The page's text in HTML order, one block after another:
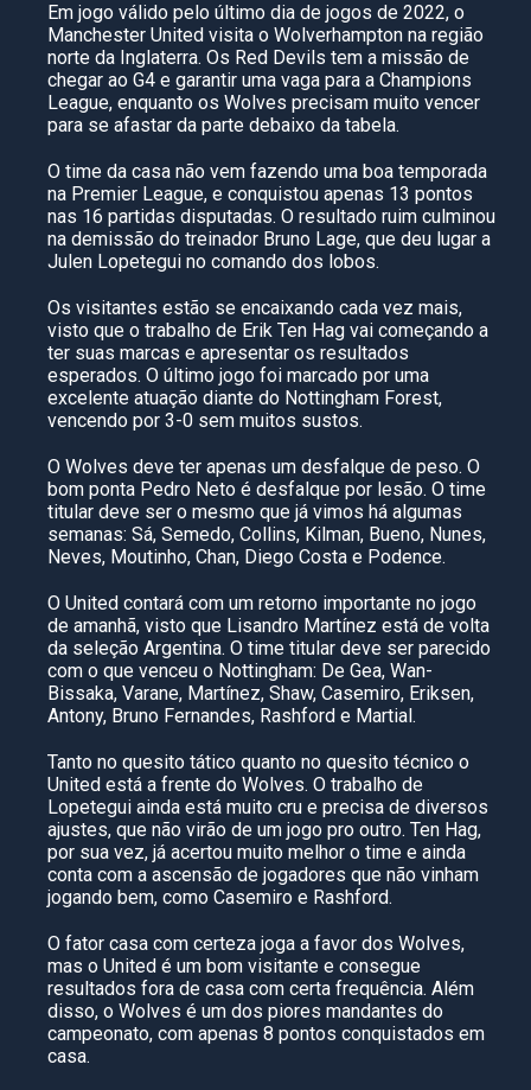
Em jogo válido pelo último dia de jogos de 2022, o
Manchester United visita o Wolverhampton na região
norte da Inglaterra. Os Red Devils tem a missão de
chegar ao G4 e garantir uma vaga para a Champions
League, enquanto os Wolves precisam muito vencer
para se afastar da parte debaixo da tabela.
O time da casa não vem fazendo uma boa temporada
na Premier League, e conquistou apenas 13 pontos
nas 16 partidas disputadas. O resultado ruim culminou
na demissão do treinador Bruno Lage, que deu lugar a
Julen Lopetegui no comando dos lobos.
Os visitantes estão se encaixando cada vez mais,
visto que o trabalho de Erik Ten Hag vai começando a
ter suas marcas e apresentar os resultados
esperados. O último jogo foi marcado por uma
excelente atuação diante do Nottingham Forest,
vencendo por 3-0 sem muitos sustos.
O Wolves deve ter apenas um desfalque de peso. O
bom ponta Pedro Neto é desfalque por lesão. O time
titular deve ser o mesmo que já vimos há algumas
semanas: Sá, Semedo, Collins, Kilman, Bueno, Nunes,
Neves, Moutinho, Chan, Diego Costa e Podence.
O United contará com um retorno importante no jogo
de amanhã, visto que Lisandro Martínez está de volta
da seleção Argentina. O time titular deve ser parecido
com o que venceu o Nottingham: De Gea, Wan-
Bissaka, Varane, Martínez, Shaw, Casemiro, Eriksen,
Antony, Bruno Fernandes, Rashford e Martial.
Tanto no quesito tático quanto no quesito técnico o
United está a frente do Wolves. O trabalho de
Lopetegui ainda está muito cru e precisa de diversos
ajustes, que não virão de um jogo pro outro. Ten Hag,
por sua vez, já acertou muito melhor o time e ainda
conta com a ascensão de jogadores que não vinham
jogando bem, como Casemiro e Rashford.
O fator casa com certeza joga a favor dos Wolves,
mas o United é um bom visitante e consegue
resultados fora de casa com certa frequência. Além
disso, o Wolves é um dos piores mandantes do
campeonato, com apenas 8 pontos conquistados em
casa.